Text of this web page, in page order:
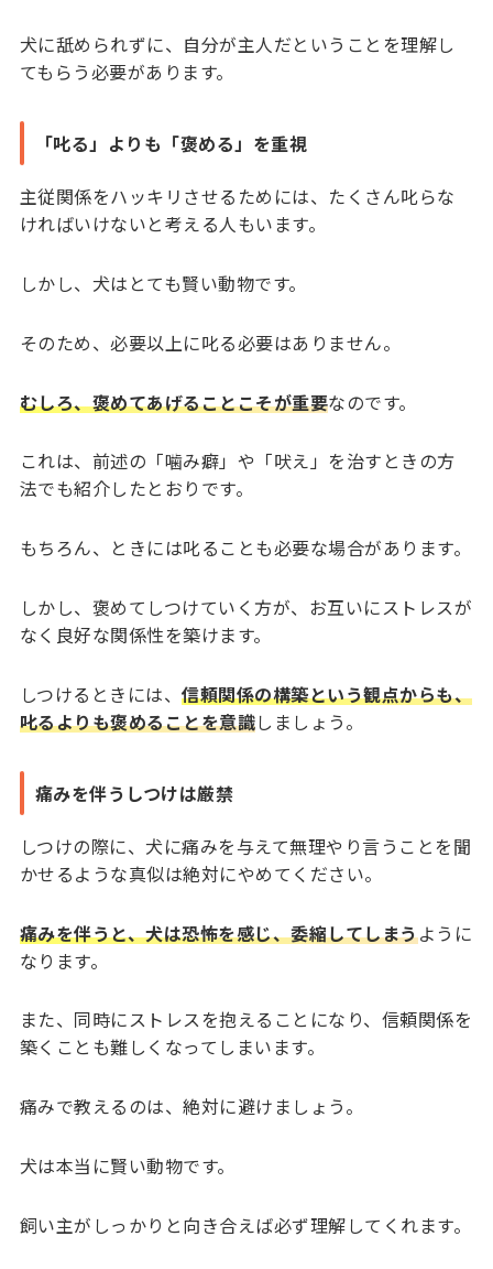
犬に舐められずに、自分が主人だということを理解し
てもらう必要があります。
「叱る」よりも「褒める」を重視
主従関係をハッキリさせるためには、たくさん叱らな
ければいけないと考える人もいます。
しかし、犬はとても賢い動物です。
そのため、必要以上に叱る必要はありません。
むしろ、褒めてあげることこそが重要なのです。
これは、前述の「噛み癖」や「吠え」を治すときの方
法でも紹介したとおりです。
もちろん、ときには叱ることも必要な場合があります。
しかし、褒めてしつけていく方が、お互いにストレスが
なく良好な関係性を築けます。
しつけるときには、信頼関係の構築という観点からも、
叱るよりも褒めることを意識しましょう。
痛みを伴うしつけは厳禁
しつけの際に、犬に痛みを与えて無理やり言うことを聞
かせるような真似は絶対にやめてください。
痛みを伴うと、犬は恐怖を感じ、委縮してしまうように
なります。
また、同時にストレスを抱えることになり、信頼関係を
築くことも難しくなってしまいます。
痛みで教えるのは、絶対に避けましょう。
犬は本当に賢い動物です。
飼い主がしっかりと向き合えば必ず理解してくれます。